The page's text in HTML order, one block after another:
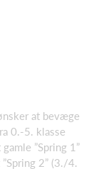
at bevæge
0.-5. klasse
”Spring 1”
2” (3./4.